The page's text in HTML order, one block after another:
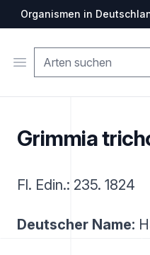
Organismen in
Open menu
Grimmia
Fl. Edin.: 235. 1824
Deutscher Name: